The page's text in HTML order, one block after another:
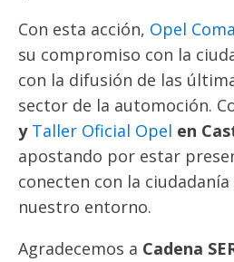
Con esta acción, Opel
su compromiso con la
con la difusión de las
sector de la automoción.
y Taller Oficial Opel en
apostando por estar
conecten con la
nuestro entorno.
Agradecemos a Cadena